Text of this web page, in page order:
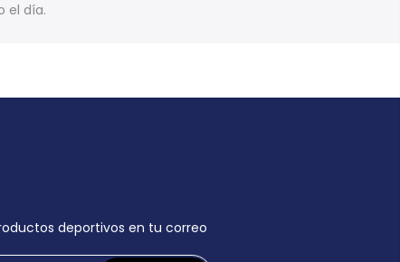
el día.
deportivos en tu correo